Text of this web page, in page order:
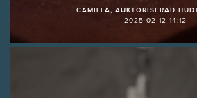
CAMILLA, AUKTORISERAD
2025-02-12 14:12